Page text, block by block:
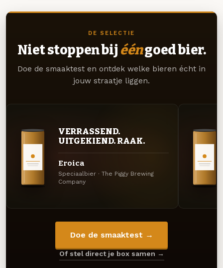
DE SELECTIE
Niet stoppen bij ééngoed bier.
Doe de smaaktest en ontdek welke bieren écht in
jouw straatje liggen.
VERRASSEND.
UITGEKIEND. RAAK.
Eroica
Speciaalbier · The Piggy Brewing
Company
Doe de smaaktest →
Of stel direct je box samen →